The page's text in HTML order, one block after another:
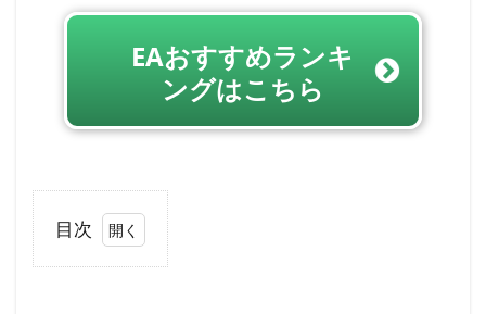
EAおすすめランキ
ングはこちら
目次